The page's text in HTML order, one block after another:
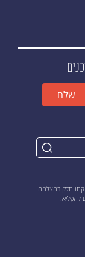
שלח
קחו חלק בהצלחה
להפליא!